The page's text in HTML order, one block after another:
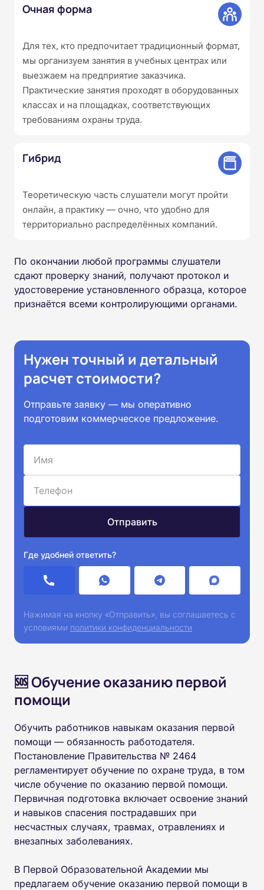
Очная форма
Для тех, кто предпочитает традиционный формат,
мы организуем занятия в учебных центрах или
выезжаем на предприятие заказчика.
Практические занятия проходят в оборудованных
классах и на площадках, соответствующих
требованиям охраны труда.
Гибрид
Теоретическую часть слушатели могут пройти
онлайн, а практику — очно, что удобно для
территориально распределённых компаний.
По окончании любой программы слушатели
сдают проверку знаний, получают протокол и
удостоверение установленного образца, которое
признаётся всеми контролирующими органами.
Нужен точный и детальный
расчет стоимости?
Отправьте заявку — мы оперативно
подготовим коммерческое предложение.
Где удобней ответить?
Нажимая на кнопку «Отправить», вы соглашаетесь с
условиями политики конфиденциальности
🆘 Обучение оказанию первой
помощи
Обучить работников навыкам оказания первой
помощи — обязанность работодателя.
Постановление Правительства № 2464
регламентирует обучение по охране труда, в том
числе обучение по оказанию первой помощи.
Первичная подготовка включает освоение знаний
и навыков спасения пострадавших при
несчастных случаях, травмах, отравлениях и
внезапных заболеваниях.
В Первой Образовательной Академии мы
предлагаем обучение оказанию первой помощи в